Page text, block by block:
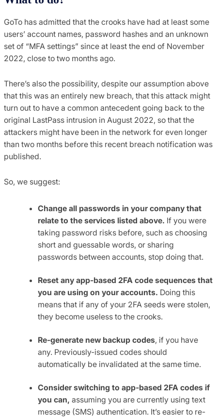
GoTo has admitted that the crooks have had at least some
users’ account names, password hashes and an unknown
set of “MFA settings” since at least the end of November
2022, close to two months ago.
There’s also the possibility, despite our assumption above
that this was an entirely new breach, that this attack might
turn out to have a common antecedent going back to the
original LastPass intrusion in August 2022, so that the
attackers might have been in the network for even longer
than two months before this recent breach notification was
published.
So, we suggest:
Change all passwords in your company that
relate to the services listed above. If you were
taking password risks before, such as choosing
short and guessable words, or sharing
passwords between accounts, stop doing that.
Reset any app-based 2FA code sequences that
you are using on your accounts. Doing this
means that if any of your 2FA seeds were stolen,
they become useless to the crooks.
Re-generate new backup codes, if you have
any. Previously-issued codes should
automatically be invalidated at the same time.
Consider switching to app-based 2FA codes if
you can, assuming you are currently using text
message (SMS) authentication. It’s easier to re-